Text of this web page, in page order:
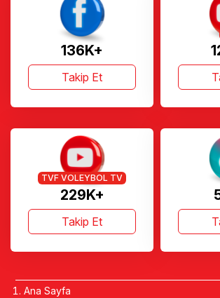
136K+
Takip Et
229K+
TVF VOLEYBOL TV
Takip Et
Ana Sayfa